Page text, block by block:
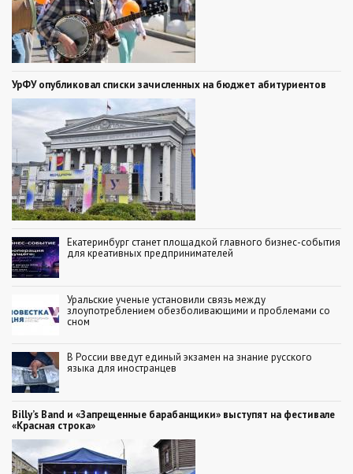
УрФУ опубликовал списки зачисленных на бюджет абитуриентов
Екатеринбург станет площадкой главного бизнес-события
для креативных предпринимателей
Уральские ученые установили связь между
злоупотреблением обезболивающими и проблемами со
сном
В России введут единый экзамен на знание русского
языка для иностранцев
Billy’s Band и «Запрещенные барабанщики» выступят на фестивале
«Красная строка»